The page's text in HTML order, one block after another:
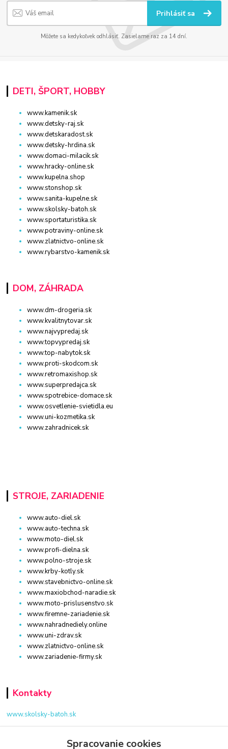
Prihlásiť sa
Môžete sa kedykoľvek odhlásiť. Zasielame raz za 14 dní.
DETI, ŠPORT, HOBBY
www.kamenik.sk
www.detsky-raj.sk
www.detskaradost.sk
www.detsky-hrdina.sk
www.domaci-milacik.sk
www.hracky-online.sk
www.kupelna.shop
www.stonshop.sk
www.sanita-kupelne.sk
www.skolsky-batoh.sk
www.sportaturistika.sk
www.potraviny-online.sk
www.zlatnictvo-online.sk
www.rybarstvo-kamenik.sk
DOM, ZÁHRADA
www.dm-drogeria.sk
www.kvalitnytovar.sk
www.najvypredaj.sk
www.topvypredaj.sk
www.top-nabytok.sk
www.proti-skodcom.sk
www.retromaxishop.sk
www.superpredajca.sk
www.spotrebice-domace.sk
www.osvetlenie-svietidla.eu
www.uni-kozmetika.sk
www.zahradnicek.sk
STROJE, ZARIADENIE
www.auto-diel.sk
www.auto-techna.sk
www.moto-diel.sk
www.profi-dielna.sk
www.polno-stroje.sk
www.krby-kotly.sk
www.stavebnictvo-online.sk
www.maxiobchod-naradie.sk
www.moto-prislusenstvo.sk
www.firemne-zariadenie.sk
www.nahradnediely.online
www.uni-zdrav.sk
www.zlatnictvo-online.sk
www.zariadenie-firmy.sk
Kontakty
www.skolsky-batoh.sk
+421 940 949 000Spracovanie cookies